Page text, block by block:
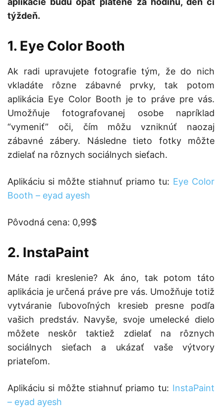
týždeň.
1. Eye Color Booth
Ak radi upravujete fotografie tým, že do nich
vkladáte rôzne zábavné prvky, tak potom
aplikácia Eye Color Booth je to práve pre vás.
Umožňuje fotografovanej osobe napríklad
“vymeniť” oči, čím môžu vzniknúť naozaj
zábavné zábery. Následne tieto fotky môžte
zdielať na rôznych sociálnych sieťach.
Aplikáciu si môžte stiahnuť priamo tu: Eye Color
Booth – eyad ayesh
Pôvodná cena: 0,99$
2. InstaPaint
Máte radi kreslenie? Ak áno, tak potom táto
aplikácia je určená práve pre vás. Umožňuje totiž
vytváranie ľubovoľných kresieb presne podľa
vašich predstáv. Navyše, svoje umelecké dielo
môžete neskôr taktiež zdielať na rôznych
sociálnych sieťach a ukázať vaše výtvory
priateľom.
Aplikáciu si môžte stiahnuť priamo tu: InstaPaint
– eyad ayesh